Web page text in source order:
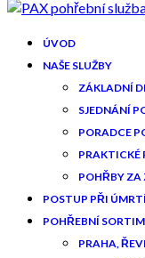
ÚVOD
NAŠE SLUŽBY
ZÁKLADNÍ
SJEDNÁNÍ
PORADCE
PRAKTICKÉ
POHŘBY ZA
POSTUP PŘI ÚMRTÍ
POHŘEBNÍ
PRAHA,